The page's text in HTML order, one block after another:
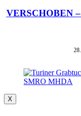
VERSCHOBEN
X